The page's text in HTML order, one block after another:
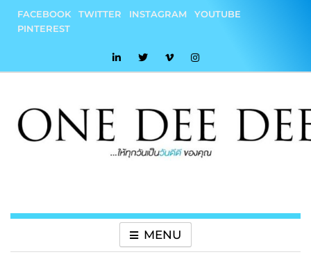
content
FACEBOOK TWITTER INSTAGRAM
YOUTUBE
PINTEREST
MENU